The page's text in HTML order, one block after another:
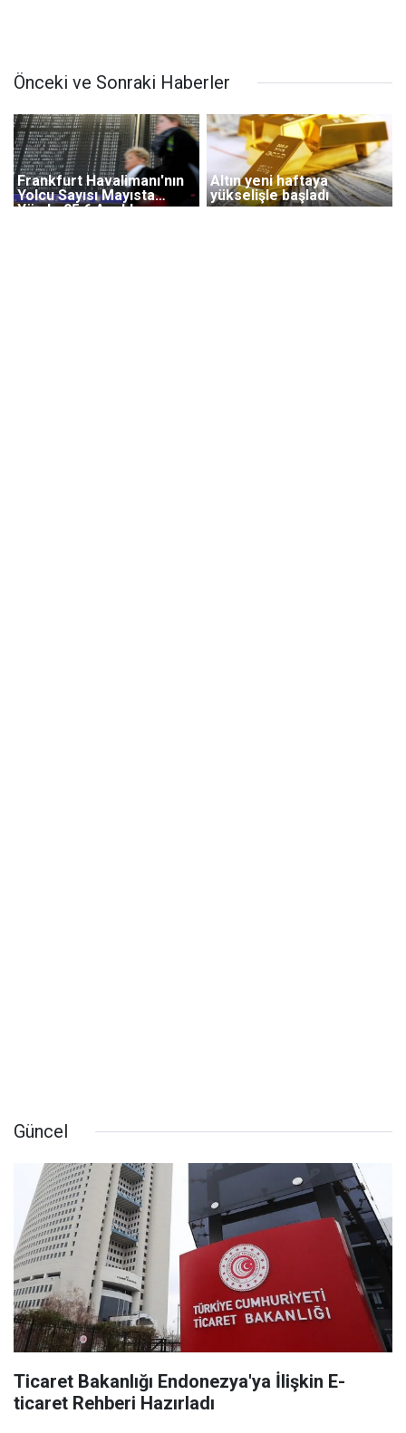
Önceki ve Sonraki Haberler
Frankfurt Havalimanı'nın
Yolcu Sayısı Mayısta
Yüzde 95,6 Azaldı
Altın yeni haftaya
yükselişle başladı
Güncel
Ticaret Bakanlığı Endonezya'ya İlişkin E-
ticaret Rehberi Hazırladı